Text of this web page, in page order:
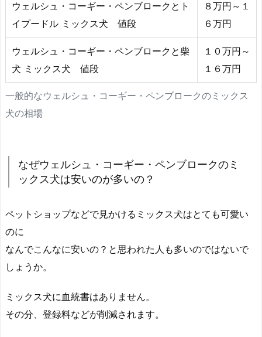
一般的なウェルシュ・コーギー・ペンブロークのミックス
犬の相場
ウェルシュ・コーギー・ペンブロークとト
イプードル ミックス犬 値段
８万円～１
６万円
ウェルシュ・コーギー・ペンブロークと柴
犬 ミックス犬 値段
１０万円～
１６万円
なぜウェルシュ・コーギー・ペンブロークのミ
ックス犬は安いのが多いの？
ペットショップなどで見かけるミックス犬はとても可愛い
のに
なんでこんなに安いの？と思われた人も多いのではないで
しょうか。
ミックス犬に血統書はありません。
その分、登録料などが削減されます。